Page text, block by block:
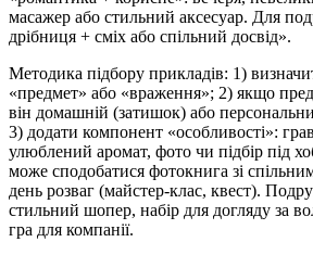
масажер або стильний аксесуар. Для
дрібниця + сміх або спільний досвід».
Методика підбору прикладів: 1)
«предмет» або «враження»; 2) якщо
він домашній (затишок) або
3) додати компонент «особливості»:
улюблений аромат, фото чи підбір під
може сподобатися фотокнига зі
день розваг (майстер-клас, квест).
стильний шопер, набір для догляду за
гра для компанії.